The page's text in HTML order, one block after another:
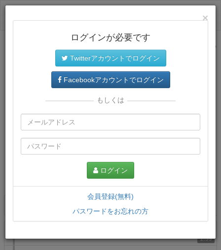
サイトトップに戻る
1:39
×
ログインが必要です
Twitterアカウントでログイン
Facebookアカウントでログイン
もしくは
ログイン
会員登録(無料)
パスワードをお忘れの方